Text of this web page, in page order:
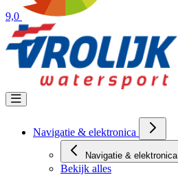
9,0
Navigatie & elektronica
Navigatie & elektronica
Bekijk alles